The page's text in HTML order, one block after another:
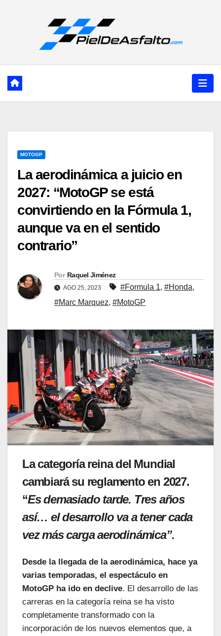
MOTOGP
La aerodinámica a juicio en
2027: “MotoGP se está
convirtiendo en la Fórmula 1,
aunque va en el sentido
contrario”
Por Raquel Jiménez
AGO 25, 2023 #Formula 1, #Honda,
#Marc Marquez, #MotoGP
La categoría reina del Mundial
cambiará su reglamento en 2027.
“Es demasiado tarde. Tres años
así… el desarrollo va a tener cada
vez más carga aerodinámica”.
Desde la llegada de la aerodinámica, hace ya
varias temporadas, el espectáculo en
MotoGP ha ido en declive. El desarrollo de las
carreras en la categoría reina se ha visto
completamente transformado con la
incorporación de los nuevos elementos que, a